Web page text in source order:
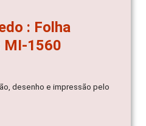
: Folha
MI-1560
desenho e impressão pelo